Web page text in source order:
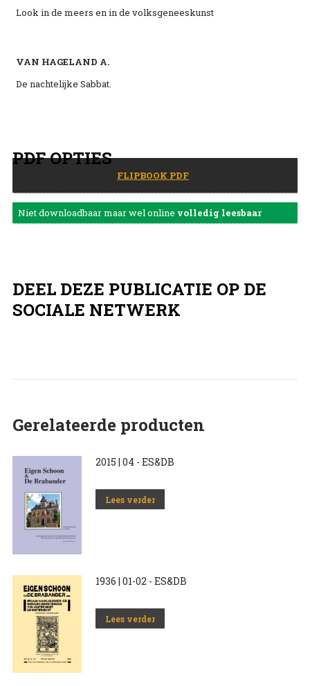
Look in de meers en in de volksgeneeskunst
VAN HAGELAND A.
De nachtelijke Sabbat.
PDF OPTIES
FLIPBOOK PDF
Niet downloadbaar maar wel online volledig leesbaar
DEEL DEZE PUBLICATIE OP DE
SOCIALE NETWERK
Gerelateerde producten
2015 | 04 - ES&DB
Lees verder
1936 | 01-02 - ES&DB
Lees verder